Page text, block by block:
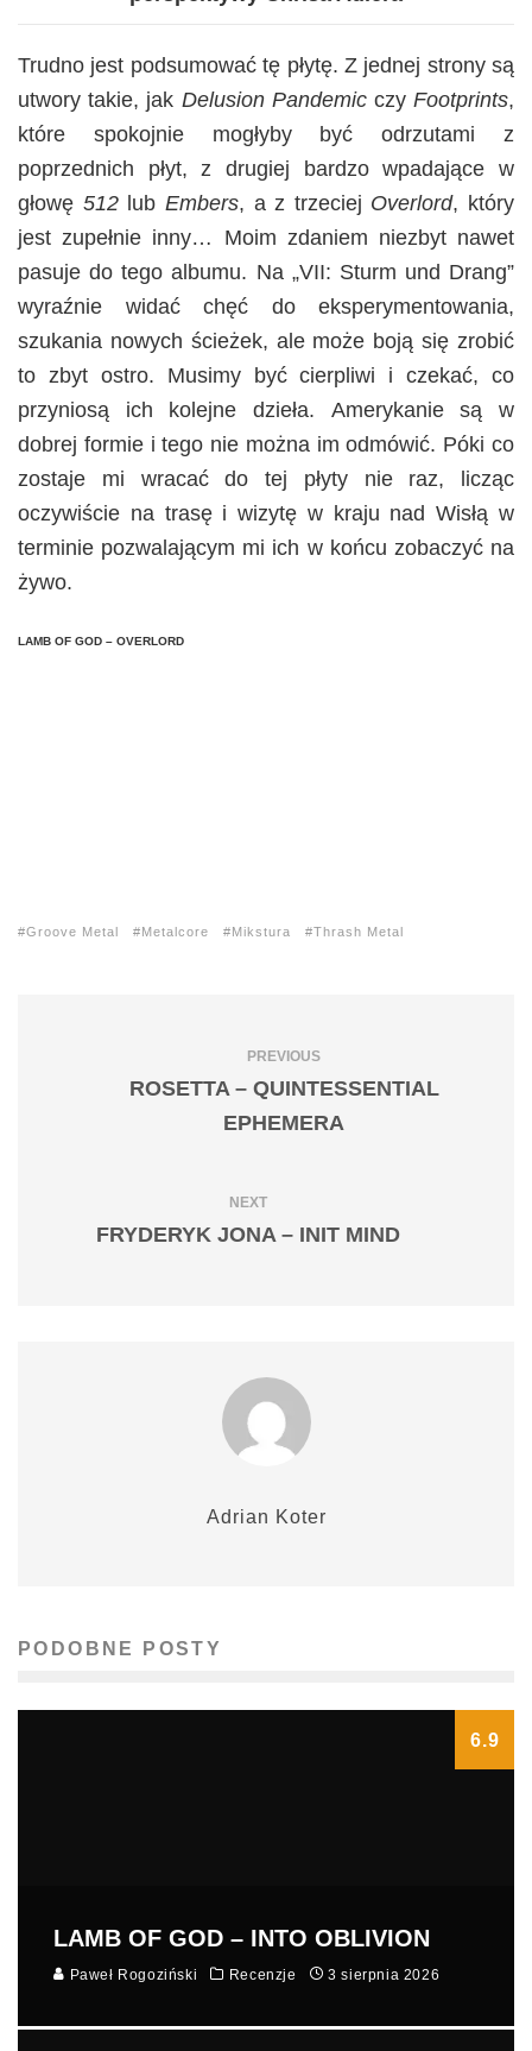
Trudno jest podsumować tę płytę. Z jednej strony są
utwory takie, jak Delusion PandemicczyFootprints,
które spokojnie mogłyby być odrzutami z
poprzednich płyt, z drugiej bardzo wpadające w
głowę 512lub Embers, a z trzeciej Overlord, który
jest zupełnie inny… Moim zdaniem niezbyt nawet
pasuje do tego albumu. Na „VII: Sturm und Drang”
wyraźnie widać chęć do eksperymentowania,
szukania nowych ścieżek, ale może boją się zrobić
to zbyt ostro. Musimy być cierpliwi i czekać, co
przyniosą ich kolejne dzieła. Amerykanie są w
dobrej formie i tego nie można im odmówić. Póki co
zostaje mi wracać do tej płyty nie raz, licząc
oczywiście na trasę i wizytę w kraju nad Wisłą w
terminie pozwalającym mi ich w końcu zobaczyć na
żywo.
LAMB OF GOD – OVERLORD
Groove Metal Metalcore Mikstura Thrash Metal
PREVIOUS
ROSETTA – QUINTESSENTIAL
EPHEMERA
NEXT
FRYDERYK JONA – INIT MIND
Adrian Koter
PODOBNE POSTY
6.9
LAMB OF GOD – INTO OBLIVION
Paweł Rogoziński Recenzje 3 sierpnia 2026